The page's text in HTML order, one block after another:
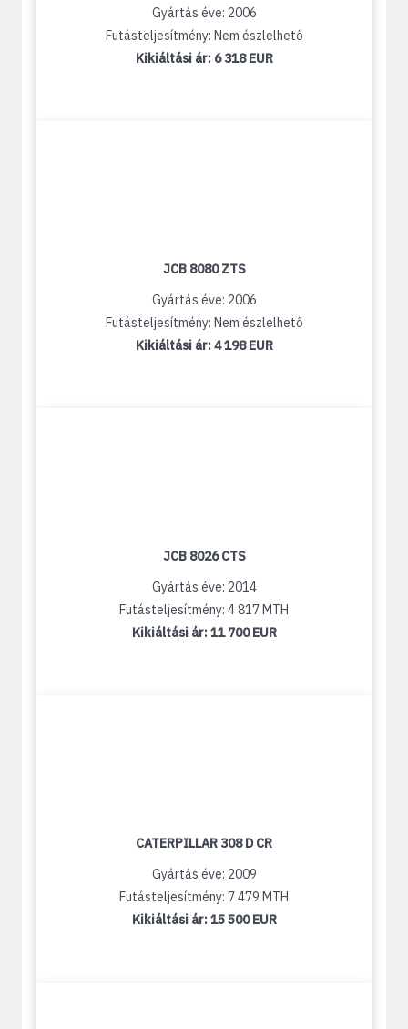
Gyártás éve: 2006
Futásteljesítmény: Nem észlelhető
Kikiáltási ár: 6 318 EUR
JCB 8080 ZTS
Gyártás éve: 2006
Futásteljesítmény: Nem észlelhető
Kikiáltási ár:4 198 EUR
JCB 8026 CTS
Gyártás éve: 2014
Futásteljesítmény: 4 817 MTH
Kikiáltási ár:11 700 EUR
CATERPILLAR 308 D CR
Gyártás éve: 2009
Futásteljesítmény: 7 479 MTH
Kikiáltási ár:15 500 EUR